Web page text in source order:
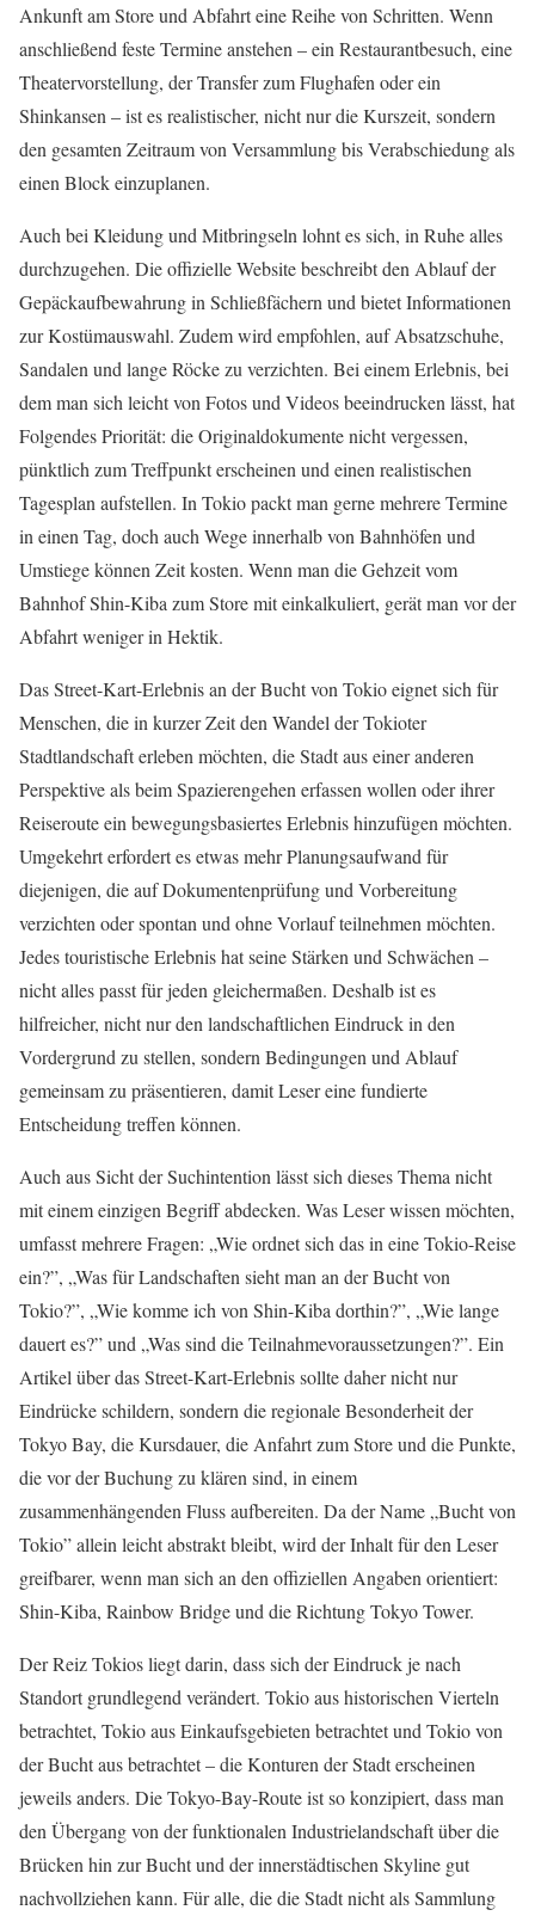
Ankunft am Store und Abfahrt eine Reihe von Schritten. Wenn
anschließend feste Termine anstehen – ein Restaurantbesuch, eine
Theatervorstellung, der Transfer zum Flughafen oder ein
Shinkansen – ist es realistischer, nicht nur die Kurszeit, sondern
den gesamten Zeitraum von Versammlung bis Verabschiedung als
einen Block einzuplanen.
Auch bei Kleidung und Mitbringseln lohnt es sich, in Ruhe alles
durchzugehen. Die offizielle Website beschreibt den Ablauf der
Gepäckaufbewahrung in Schließfächern und bietet Informationen
zur Kostümauswahl. Zudem wird empfohlen, auf Absatzschuhe,
Sandalen und lange Röcke zu verzichten. Bei einem Erlebnis, bei
dem man sich leicht von Fotos und Videos beeindrucken lässt, hat
Folgendes Priorität: die Originaldokumente nicht vergessen,
pünktlich zum Treffpunkt erscheinen und einen realistischen
Tagesplan aufstellen. In Tokio packt man gerne mehrere Termine
in einen Tag, doch auch Wege innerhalb von Bahnhöfen und
Umstiege können Zeit kosten. Wenn man die Gehzeit vom
Bahnhof Shin-Kiba zum Store mit einkalkuliert, gerät man vor der
Abfahrt weniger in Hektik.
Das Street-Kart-Erlebnis an der Bucht von Tokio eignet sich für
Menschen, die in kurzer Zeit den Wandel der Tokioter
Stadtlandschaft erleben möchten, die Stadt aus einer anderen
Perspektive als beim Spazierengehen erfassen wollen oder ihrer
Reiseroute ein bewegungsbasiertes Erlebnis hinzufügen möchten.
Umgekehrt erfordert es etwas mehr Planungsaufwand für
diejenigen, die auf Dokumentenprüfung und Vorbereitung
verzichten oder spontan und ohne Vorlauf teilnehmen möchten.
Jedes touristische Erlebnis hat seine Stärken und Schwächen –
nicht alles passt für jeden gleichermaßen. Deshalb ist es
hilfreicher, nicht nur den landschaftlichen Eindruck in den
Vordergrund zu stellen, sondern Bedingungen und Ablauf
gemeinsam zu präsentieren, damit Leser eine fundierte
Entscheidung treffen können.
Auch aus Sicht der Suchintention lässt sich dieses Thema nicht
mit einem einzigen Begriff abdecken. Was Leser wissen möchten,
umfasst mehrere Fragen: „Wie ordnet sich das in eine Tokio-Reise
ein?”, „Was für Landschaften sieht man an der Bucht von
Tokio?”, „Wie komme ich von Shin-Kiba dorthin?”, „Wie lange
dauert es?” und „Was sind die Teilnahmevoraussetzungen?”. Ein
Artikel über das Street-Kart-Erlebnis sollte daher nicht nur
Eindrücke schildern, sondern die regionale Besonderheit der
Tokyo Bay, die Kursdauer, die Anfahrt zum Store und die Punkte,
die vor der Buchung zu klären sind, in einem
zusammenhängenden Fluss aufbereiten. Da der Name „Bucht von
Tokio” allein leicht abstrakt bleibt, wird der Inhalt für den Leser
greifbarer, wenn man sich an den offiziellen Angaben orientiert:
Shin-Kiba, Rainbow Bridge und die Richtung Tokyo Tower.
Der Reiz Tokios liegt darin, dass sich der Eindruck je nach
Standort grundlegend verändert. Tokio aus historischen Vierteln
betrachtet, Tokio aus Einkaufsgebieten betrachtet und Tokio von
der Bucht aus betrachtet – die Konturen der Stadt erscheinen
jeweils anders. Die Tokyo-Bay-Route ist so konzipiert, dass man
den Übergang von der funktionalen Industrielandschaft über die
Brücken hin zur Bucht und der innerstädtischen Skyline gut
nachvollziehen kann. Für alle, die die Stadt nicht als Sammlung